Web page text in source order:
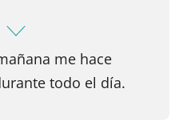
me hace
todo el día.